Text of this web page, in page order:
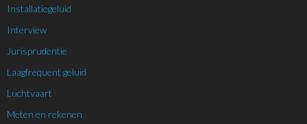
Installatiegeluid
Interview
Jurisprudentie
Laagfrequent geluid
Luchtvaart
Meten en rekenen